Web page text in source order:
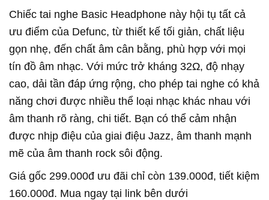
Chiếc tai nghe Basic Headphone này hội tụ tất cả
ưu điểm của Defunc, từ thiết kế tối giản, chất liệu
gọn nhẹ, đến chất âm cân bằng, phù hợp với mọi
tín đồ âm nhạc. Với mức trở kháng 32Ω, độ nhạy
cao, dải tần đáp ứng rộng, cho phép tai nghe có khả
năng chơi được nhiều thể loại nhạc khác nhau với
âm thanh rõ ràng, chi tiết. Bạn có thể cảm nhận
được nhịp điệu của giai điệu Jazz, âm thanh mạnh
mẽ của âm thanh rock sôi động.
Giá gốc 299.000đ ưu đãi chỉ còn 139.000đ, tiết kiệm
160.000đ. Mua ngay tại link bên dưới